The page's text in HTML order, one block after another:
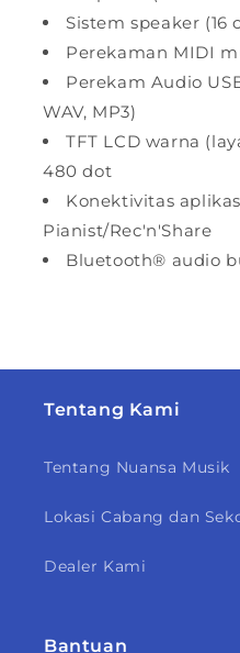
Sistem speaker (16
Perekaman MIDI
Perekam Audio
WAV, MP3)
TFT LCD warna
480 dot
Konektivitas
Pianist/Rec'n'Share
Bluetooth® audio
Tentang Kami
Tentang Nuansa Musik
Lokasi Cabang dan
Dealer Kami
Bantuan